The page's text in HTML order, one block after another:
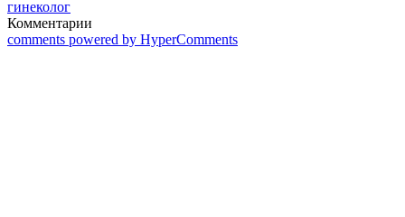
гинеколог
Комментарии
comments powered by HyperComments